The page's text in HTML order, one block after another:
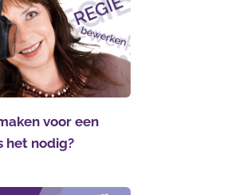
voor een
het nodig?